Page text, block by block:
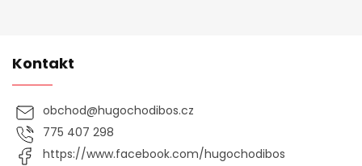
Kontakt
obchod@hugochodibos.cz
775 407 298
https://www.facebook.com/hugochodibos